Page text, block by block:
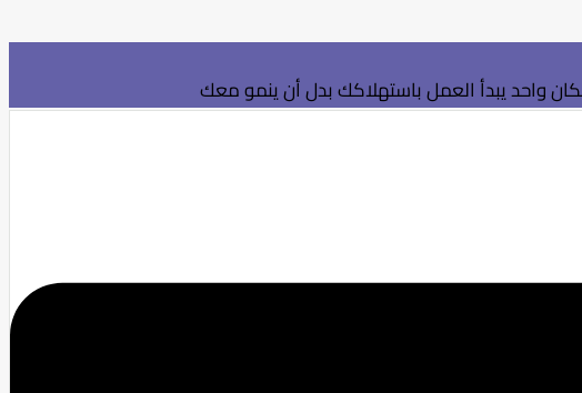
واحديبدأ العمل باستهلاكك بدل أن ينمو معك